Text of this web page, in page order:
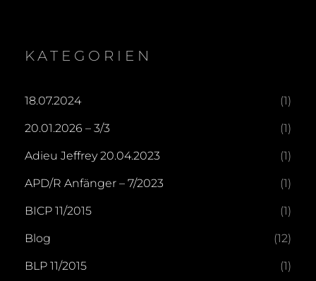
KATEGORIEN
18.07.2024 (1)
20.01.2026 – 3/3 (1)
Adieu Jeffrey 20.04.2023 (1)
APD/R Anfänger – 7/2023 (1)
BICP 11/2015 (1)
Blog (12)
BLP 11/2015 (1)